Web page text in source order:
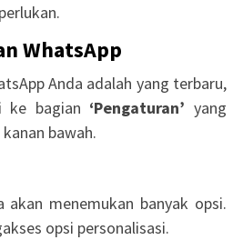
WhatsApp
Anda adalah yang terbaru,
ke bagian ‘Pengaturan’ yang
bawah.
akan menemukan banyak opsi.
opsi personalisasi.